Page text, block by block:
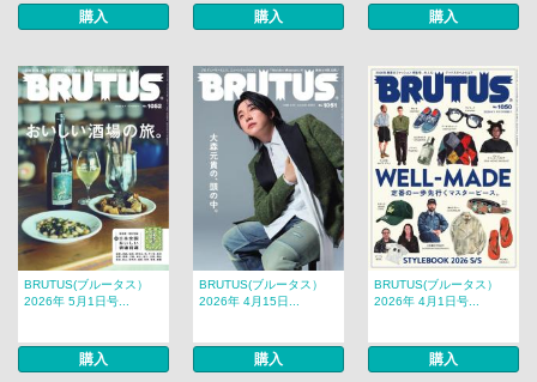
購入 購入 購入
BRUTUS(ブルータス）
2026年 5月1日号...
購入
BRUTUS(ブルータス）
2026年 4月15日...
購入
BRUTUS(ブルータス）
2026年 4月1日号...
購入